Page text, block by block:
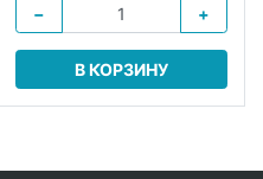
−
+
В КОРЗИНУ